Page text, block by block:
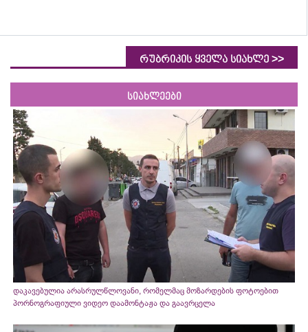
რუბრიკის ყველა სიახლე >>
სიახლეები
დაკავებულია არასრულწლოვანი, რომელმაც მოზარდების ფოტოებით
პორნოგრაფიული ვიდეო დაამონტაჟა და გაავრცელა